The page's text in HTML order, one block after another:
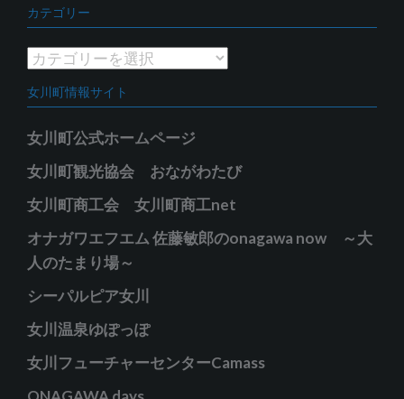
カ
イ
ブ
カテゴリー
カ
ゴ
リ
女川町情報サイト
女川町公式ホームページ
女川町観光協会 おながわたび
女川町商工会 女川町商工net
オナガワエフエム 佐藤敏郎のonagawa now ～大
人のたまり場～
シーパルピア女川
女川温泉ゆぽっぽ
女川フューチャーセンターCamass